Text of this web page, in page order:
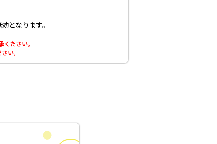
となります。
ださい。
い。